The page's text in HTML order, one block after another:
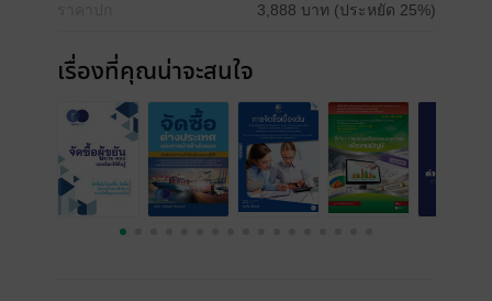
3,888 บาท (ประหยัด 25%)
เรื่องที่คุณน่าจะสนใจ